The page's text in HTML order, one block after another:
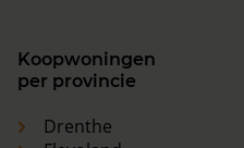
Koopwoningen
per provincie
Drenthe